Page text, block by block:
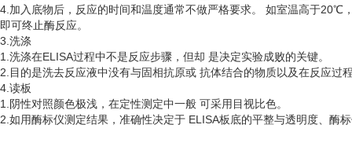
4.加入底物后，反应的时间和温度通常不做严格要求。 如室温高于20℃
即可终止酶反应。
3.洗涤
1.洗涤在ELISA过程中不是反应步骤，但却 是决定实验成败的关键。
2.目的是洗去反应液中没有与固相抗原或 抗体结合的物质以及在反应过
4.读板
1.阴性对照颜色极浅，在定性测定中一般 可采用目视比色。
2.如用酶标仪测定结果，准确性决定于 ELISA板底的平整与透明度、酶